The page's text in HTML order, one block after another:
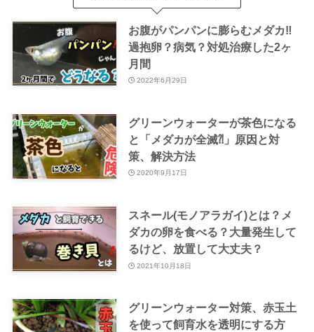
お腹がパンパンに膨らむメダカ‼
過抱卵？病気？対処治療した2ヶ
月間
2022年6月29日
グリーンウォーターが茶色になる
と「メダカが全滅⁈」原因と対
策、解決方法
2020年9月17日
スネール(モノアラガイ)とは？メ
ダカの卵を食べる？大量発生して
るけど、放置して大丈夫？
2021年10月18日
グリーンウォーター対策、赤玉土
を使って飼育水を透明にする方